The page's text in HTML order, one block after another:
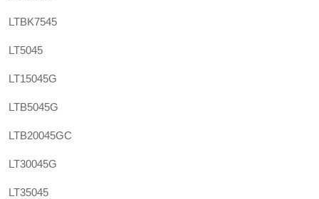
LTBK7545
LT5045
LT15045G
LTB5045G
LTB20045GC
LT30045G
LT35045